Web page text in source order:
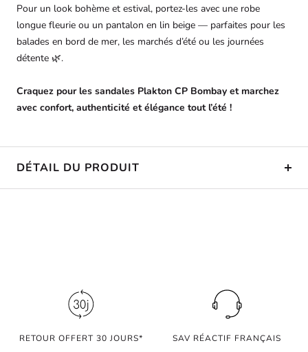
Pour un look bohème et estival, portez-les avec une robe
longue fleurie ou un pantalon en lin beige — parfaites pour les
balades en bord de mer, les marchés d’été ou les journées
détente 🌿.
Craquez pour les sandales Plakton CP Bombay et marchez
avec confort, authenticité et élégance tout l’été !
DÉTAIL DU PRODUIT
RETOUR OFFERT 30 JOURS* SAV RÉACTIF FRANÇAIS